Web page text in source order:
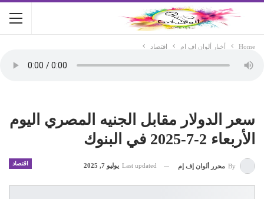
Home أخبار ألوان اف ام اقتصاد
سعر الدولار مقابل الجنيه المصري اليوم
الأربعاء 2-7-2025 في البنوك
اقتصاد By محرر ألوان إف إم Last updated يوليو 7, 2025